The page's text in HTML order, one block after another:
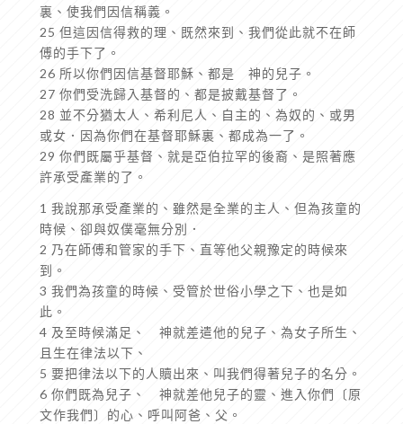
裏、使我們因信稱義。
25 但這因信得救的理、既然來到、我們從此就不在師
傅的手下了。
26 所以你們因信基督耶穌、都是 神的兒子。
27 你們受洗歸入基督的、都是披戴基督了。
28 並不分猶太人、希利尼人、自主的、為奴的、或男
或女．因為你們在基督耶穌裏、都成為一了。
29 你們既屬乎基督、就是亞伯拉罕的後裔、是照著應
許承受產業的了。
1 我說那承受產業的、雖然是全業的主人、但為孩童的
時候、卻與奴僕毫無分別．
2 乃在師傅和管家的手下、直等他父親豫定的時候來
到。
3 我們為孩童的時候、受管於世俗小學之下、也是如
此。
4 及至時候滿足、 神就差遣他的兒子、為女子所生、
且生在律法以下、
5 要把律法以下的人贖出來、叫我們得著兒子的名分。
6 你們既為兒子、 神就差他兒子的靈、進入你們〔原
文作我們〕的心、呼叫阿爸、父。